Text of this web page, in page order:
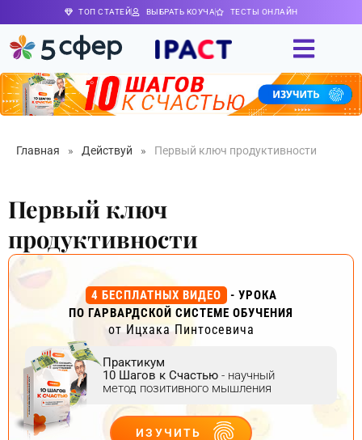
ТОП СТАТЕЙ ВЫБРАТЬ КОУЧА ТЕСТЫ ОНЛАЙН
Главная » Действуй » Первый ключ продуктивности
Первый ключ
продуктивности
4 БЕСПЛАТНЫХ ВИДЕО
- УРОКА
ПО ГАРВАРДСКОЙ СИСТЕМЕ ОБУЧЕНИЯ
от Ицхака Пинтосевича
Практикум
10 Шагов к Счастью - научный
метод позитивного мышления
ИЗУЧИТЬ